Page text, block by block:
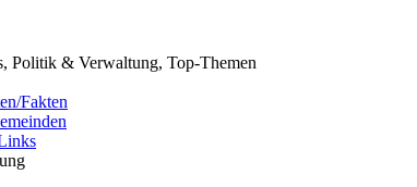
Politik & Verwaltung, Top-Themen
Fakten